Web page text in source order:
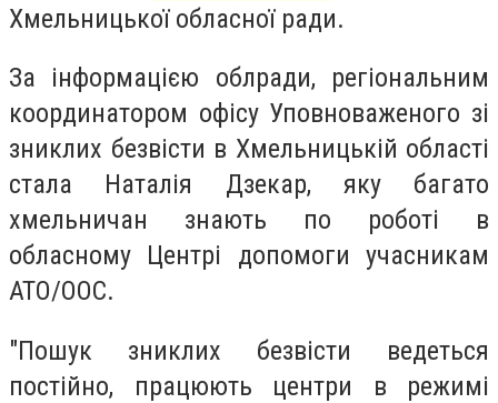
Хмельницької обласної ради.
За інформацією облради, регіональним
координатором офісу Уповноваженого зі
зниклих безвісти в Хмельницькій області
стала Наталія Дзекар, яку багато
хмельничан знають по роботі в
обласному Центрі допомоги учасникам
АТО/ООС.
"Пошук зниклих безвісти ведеться
постійно, працюють центри в режимі